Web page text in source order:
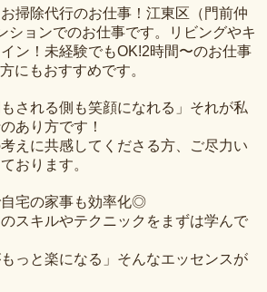
掃除代行のお仕事！江東区（門前仲
ションでのお仕事です。リビングやキ
ン！未経験でもOK!2時間〜のお仕事
にもおすすめです。
もされる側も笑顔になれる」それが私
あり方です！
えに共感してくださる方、ご尽力い
おります。
宅の家事も効率化◎
スキルやテクニックをまずは学んで
もっと楽になる」そんなエッセンスが